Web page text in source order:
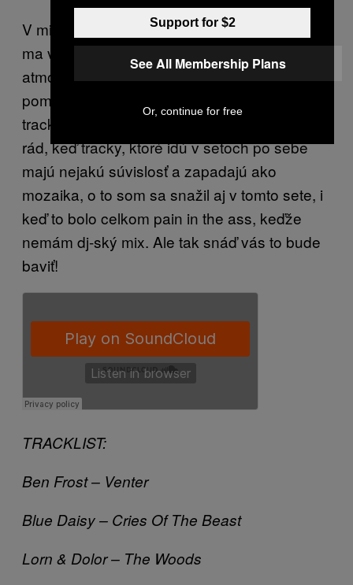
V mixe som sa snažil dať dokopy veci, ktoré
ma v poslednej dobe bavia najviac,
atmosféricky, produkčne a zvukovo a
pomedzi to povplietať nejaké moje nové
tracky, ktoré sa objavia na TOWNS EP. Mám
rád, keď tracky, ktoré idú v setoch po sebe
majú nejakú súvislosť a zapadajú ako
mozaika, o to som sa snažil aj v tomto sete, i
keď to bolo celkom pain in the ass, keďže
nemám dj-ský mix. Ale tak snáď vás to bude
baviť!
TRACKLIST:
Ben Frost – Venter
Blue Daisy – Cries Of The Beast
Lorn & Dolor – The Woods
Support for $2
See All Membership Plans
Or, continue for free